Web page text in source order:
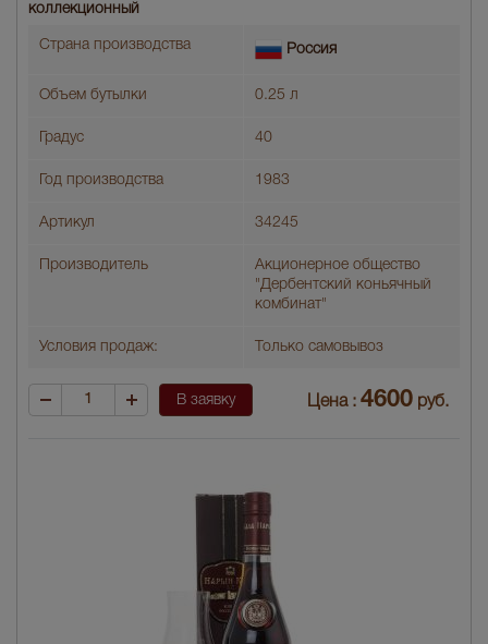
коллекционный
Страна производства Россия
Объем бутылки 0.25 л
Градус 40
Год производства 1983
Артикул 34245
Производитель
Акционерное общество
"Дербентский коньячный
комбинат"
Условия продаж: Только самовывоз
В заявку Цена : 4600 руб.